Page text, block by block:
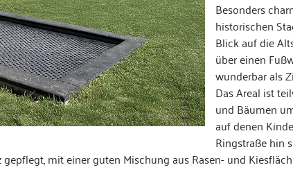
Besonders
historischen
Blick auf die
über einen
wunderbar als
Das Areal ist
und Bäumen
auf denen
Ringstraße hin
mit einer guten Mischung aus Rasen- und